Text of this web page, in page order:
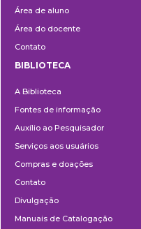
Área de aluno
Área do docente
Contato
BIBLIOTECA
A Biblioteca
Fontes de informação
Auxílio ao Pesquisador
Serviços aos usuários
Compras e doações
Contato
Divulgação
Manuais de Catalogação